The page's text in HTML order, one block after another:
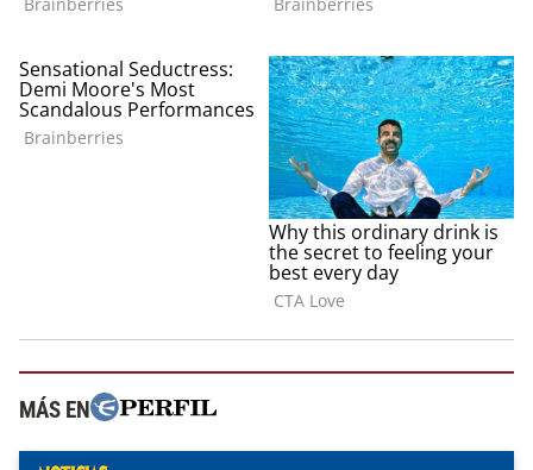
MÁS EN